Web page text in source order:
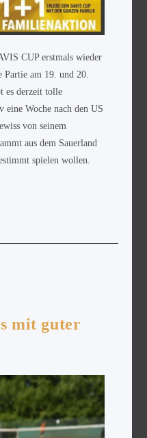
CUP erstmals wieder
am 19. und 20.
es derzeit tolle
eine Woche nach den US
von seinem
aus dem Sauerland
spielen wollen.
mit guter